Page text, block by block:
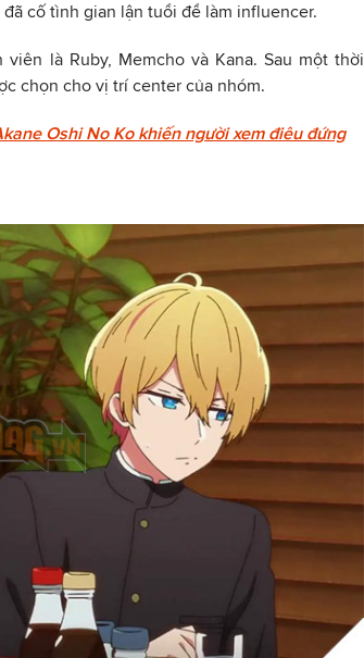
cố tình gian lận tuổi để làm influencer.
là Ruby, Memcho và Kana. Sau một thời
chọn cho vị trí center của nhóm.
Oshi No Ko khiến người xem điêu đứng